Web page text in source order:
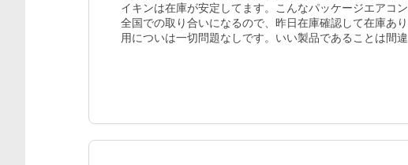
イキンは在庫が安定してます。こんなパッケージエアコ
全国での取り合いになるので、昨日在庫確認して在庫あ
用についは一切問題なしです。いい製品であることは間違